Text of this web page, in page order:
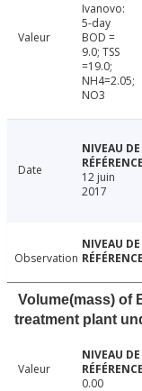
Valeur
Ivanovo:
5-day
BOD =
9.0; TSS
=19.0;
NH4=2.05;
NO3
Date
12 juin
2017
Observation
Volume(mass) of
treatment plant
Valeur
0.00